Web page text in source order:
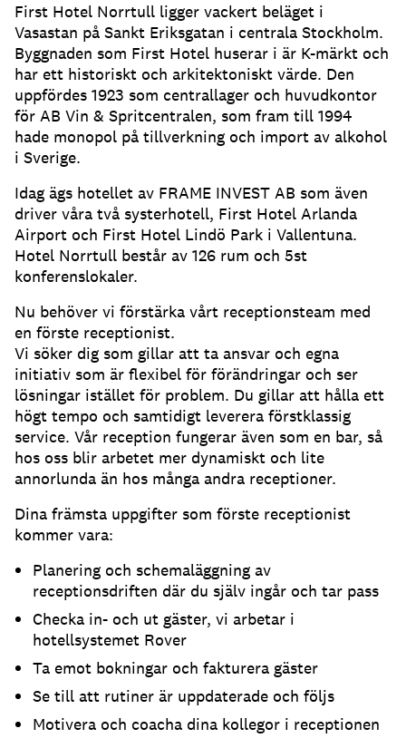
First Hotel Norrtull ligger vackert beläget i
Vasastan på Sankt Eriksgatan i centrala Stockholm.
Byggnaden som First Hotel huserar i är K-märkt och
har ett historiskt och arkitektoniskt värde. Den
uppfördes 1923 som centrallager och huvudkontor
för AB Vin & Spritcentralen, som fram till 1994
hade monopol på tillverkning och import av alkohol
i Sverige.
Idag ägs hotellet av FRAME INVEST AB som även
driver våra två systerhotell, First Hotel Arlanda
Airport och First Hotel Lindö Park i Vallentuna.
Hotel Norrtull består av 126 rum och 5st
konferenslokaler.
Nu behöver vi förstärka vårt receptionsteam med
en förste receptionist.
Vi söker dig som gillar att ta ansvar och egna
initiativ som är flexibel för förändringar och ser
lösningar istället för problem. Du gillar att hålla ett
högt tempo och samtidigt leverera förstklassig
service. Vår reception fungerar även som en bar, så
hos oss blir arbetet mer dynamiskt och lite
annorlunda än hos många andra receptioner.
Dina främsta uppgifter som förste receptionist
kommer vara:
Planering och schemaläggning av
receptionsdriften där du själv ingår och tar pass
Checka in- och ut gäster, vi arbetar i
hotellsystemet Rover
Ta emot bokningar och fakturera gäster
Se till att rutiner är uppdaterade och följs
Motivera och coacha dina kollegor i receptionen